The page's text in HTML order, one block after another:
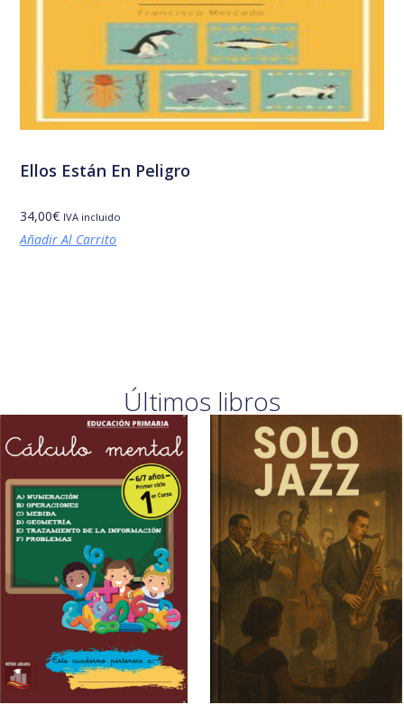
Ellos Están En Peligro
34,00€ IVA incluido
Añadir Al Carrito
Últimos libros